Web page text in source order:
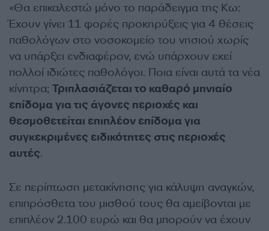
«Θα επικαλεστώ μόνο το παράδειγμα της Κω:
Έχουν γίνει 11 φορές προκηρύξεις για 4 θέσεις
παθολόγων στο νοσοκομείο του νησιού χωρίς
να υπάρξει ενδιαφέρον, ενώ υπάρχουν εκεί
πολλοί ιδιώτες παθολόγοι. Ποια είναι αυτά τα νέα
κίνητρα; Τριπλασιάζεται το καθαρό μηνιαίο
επίδομα για τις άγονες περιοχές και
θεσμοθετείται επιπλέον επίδομα για
συγκεκριμένες ειδικότητες στις περιοχές
αυτές.
Σε περίπτωση μετακίνησης για κάλυψη αναγκών,
επιπρόσθετα του μισθού τους θα αμείβονται με
επιπλέον 2.100 ευρώ και θα μπορούν να έχουν